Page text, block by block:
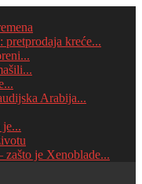
pretprodaja kreće...
Arabija...
zašto je Xenoblade...